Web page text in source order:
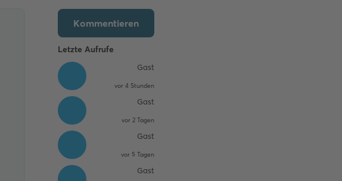
Kommentieren
Letzte Aufrufe
Gast
vor 4 Stunden
Gast
vor 2 Tagen
Gast
vor 5 Tagen
Gast